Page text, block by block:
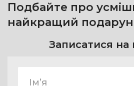
Подбайте про
найкращий
Записатися